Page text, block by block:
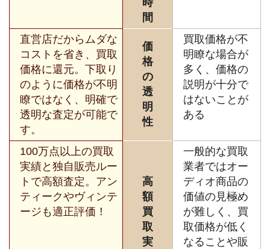
時
間
直営店だからムダな
コストを省き、買取
価格に還元。下取り
のように価格が不明
瞭ではなく、明確で
透明な査定が可能で
す。
価
格
の
透
明
性
買取価格が不
明瞭な場合が
多く、価格の
説明が十分で
はないことが
ある
100万点以上の買取
実績と独自販売ルー
トで高額査定。アン
ティークやヴィンテ
ージも適正評価！
高
額
買
取
実
一般的な買取
業者ではオー
ディオ商品の
価値の見極め
が難しく、買
取価格が低く
なることや販